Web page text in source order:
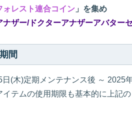
ォレスト連合コイン 」を集め
ナザー/ドクターアナザーアバター
間
日(木)定期メンテナンス後 ～ 2025
テムの使用期限も基本的に上記